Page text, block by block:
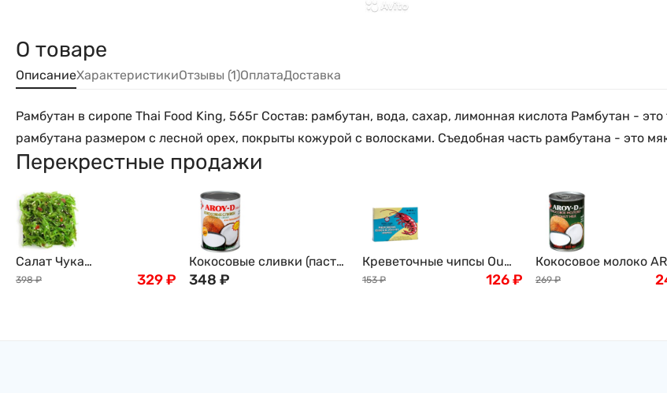
О товаре
ОписаниеХарактеристикиОтзывы (1)ОплатаДоставка
Рамбутан в сиропе Thai Food King, 565г Состав: рамбутан, вода, сахар, лимонная кислота Рамбутан -
рамбутана размером с лесной орех, покрыты кожурой с волосками. Съедобная часть рамбутана - это
Перекрестные продажи
Салат Чука
(замороженный) , 1кг
398 ₽ 329₽
Кокосовые сливки (паста)
AROY-D, 560мл
348 ₽
Креветочные чипсы Ou
Jiang, 227г
153 ₽ 126₽
Кокосовое молоко
D, 400мл
269 ₽